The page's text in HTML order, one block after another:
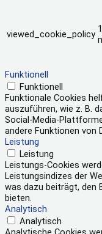
viewed_cookie_policy
Funktionell
Funktionell
Funktionale Cookies
auszuführen, wie z. B.
Social-Media-
andere Funktionen von
Leistung
Leistung
Leistungs-Cookies
Leistungsindizes der
was dazu beiträgt, den
bieten.
Analytisch
Analytisch